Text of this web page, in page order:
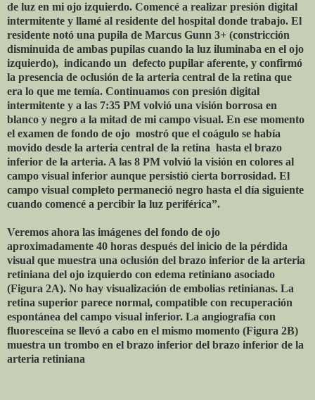
de luz en mi ojo izquierdo. Comencé a realizar presión digital
intermitente y llamé al residente del hospital donde trabajo. El
residente notó una pupila de Marcus Gunn 3+ (constricción
disminuida de ambas pupilas cuando la luz iluminaba en el ojo
izquierdo), indicando un defecto pupilar aferente, y confirmó
la presencia de oclusión de la arteria central de la retina que
era lo que me temía. Continuamos con presión digital
intermitente y a las 7:35 PM volvió una visión borrosa en
blanco y negro a la mitad de mi campo visual. En ese momento
el examen de fondo de ojo mostró que el coágulo se había
movido desde la arteria central de la retina hasta el brazo
inferior de la arteria. A las 8 PM volvió la visión en colores al
campo visual inferior aunque persistió cierta borrosidad. El
campo visual completo permaneció negro hasta el día siguiente
cuando comencé a percibir la luz periférica”.
Veremos ahora las imágenes del fondo de ojo
aproximadamente 40 horas después del inicio de la pérdida
visual que muestra una oclusión del brazo inferior de la arteria
retiniana del ojo izquierdo con edema retiniano asociado
(Figura 2A). No hay visualización de embolias retinianas. La
retina superior parece normal, compatible con recuperación
espontánea del campo visual inferior. La angiografía con
fluoresceína se llevó a cabo en el mismo momento (Figura 2B)
muestra un trombo en el brazo inferior del brazo inferior de la
arteria retiniana